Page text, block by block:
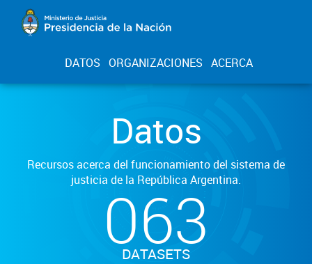
DATOS ORGANIZACIONES ACERCA
Datos
Recursos acerca del funcionamiento del sistema de
justicia de la República Argentina.
063
DATASETS